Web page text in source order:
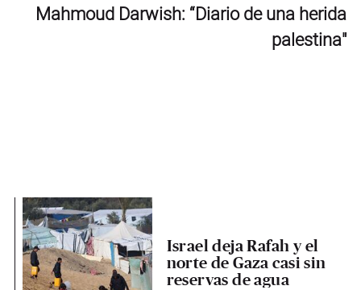
Mahmoud Darwish: “Diario de una herida
palestina"
Israel deja Rafah y el
norte de Gaza casi sin
reservas de agua